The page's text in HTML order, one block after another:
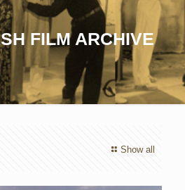
FILM ARCHIVE
Show all